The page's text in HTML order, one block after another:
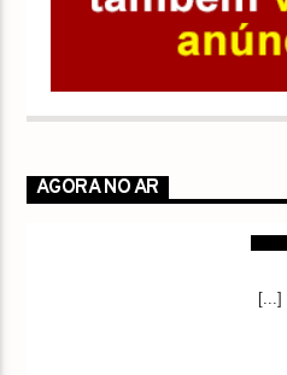
AGORA NO AR
[...]